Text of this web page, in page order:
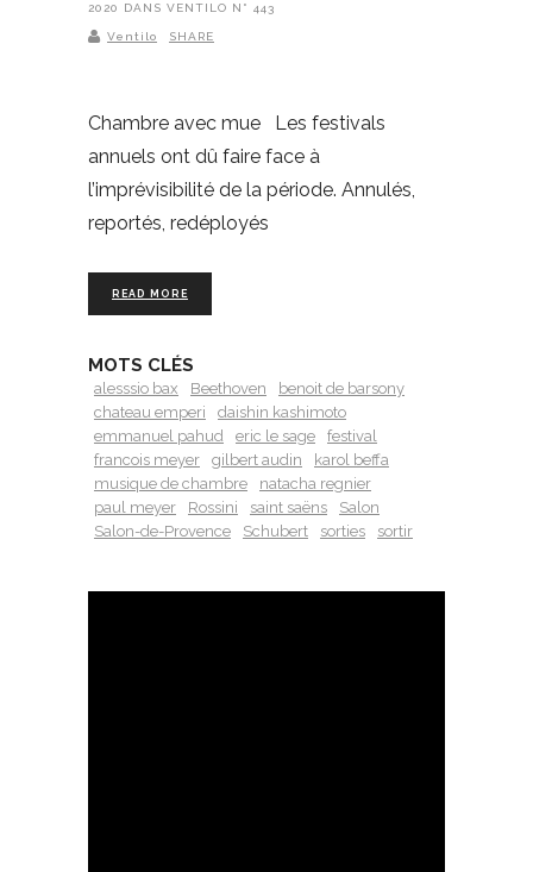
2020 DANS VENTILO N° 443
Ventilo SHARE
Chambre avec mue Les festivals
annuels ont dû faire face à
l’imprévisibilité de la période. Annulés,
reportés, redéployés
READ MORE
MOTS CLÉS
alesssio bax Beethoven
benoit de barsony
chateau emperi
daishin kashimoto
emmanuel pahud
eric le sage
festival
francois meyer
gilbert audin
karol beffa
musique de chambre
natacha regnier
paul meyer
Rossini saint saëns
Salon
Salon-de-Provence
Schubert sorties sortir